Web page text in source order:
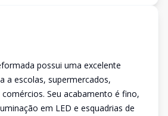
possui uma excelente
a escolas, supermercados,
Seu acabamento é fino,
em LED e esquadrias de